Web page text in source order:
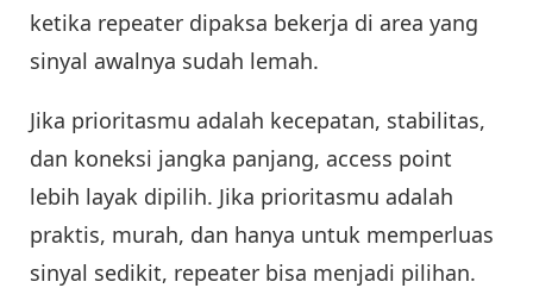
ketika repeater dipaksa bekerja di area yang
sinyal awalnya sudah lemah.
Jika prioritasmu adalah kecepatan, stabilitas,
dan koneksi jangka panjang, access point
lebih layak dipilih. Jika prioritasmu adalah
praktis, murah, dan hanya untuk memperluas
sinyal sedikit, repeater bisa menjadi pilihan.